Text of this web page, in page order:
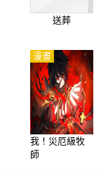
送葬
我！災厄級牧
師
漫畫